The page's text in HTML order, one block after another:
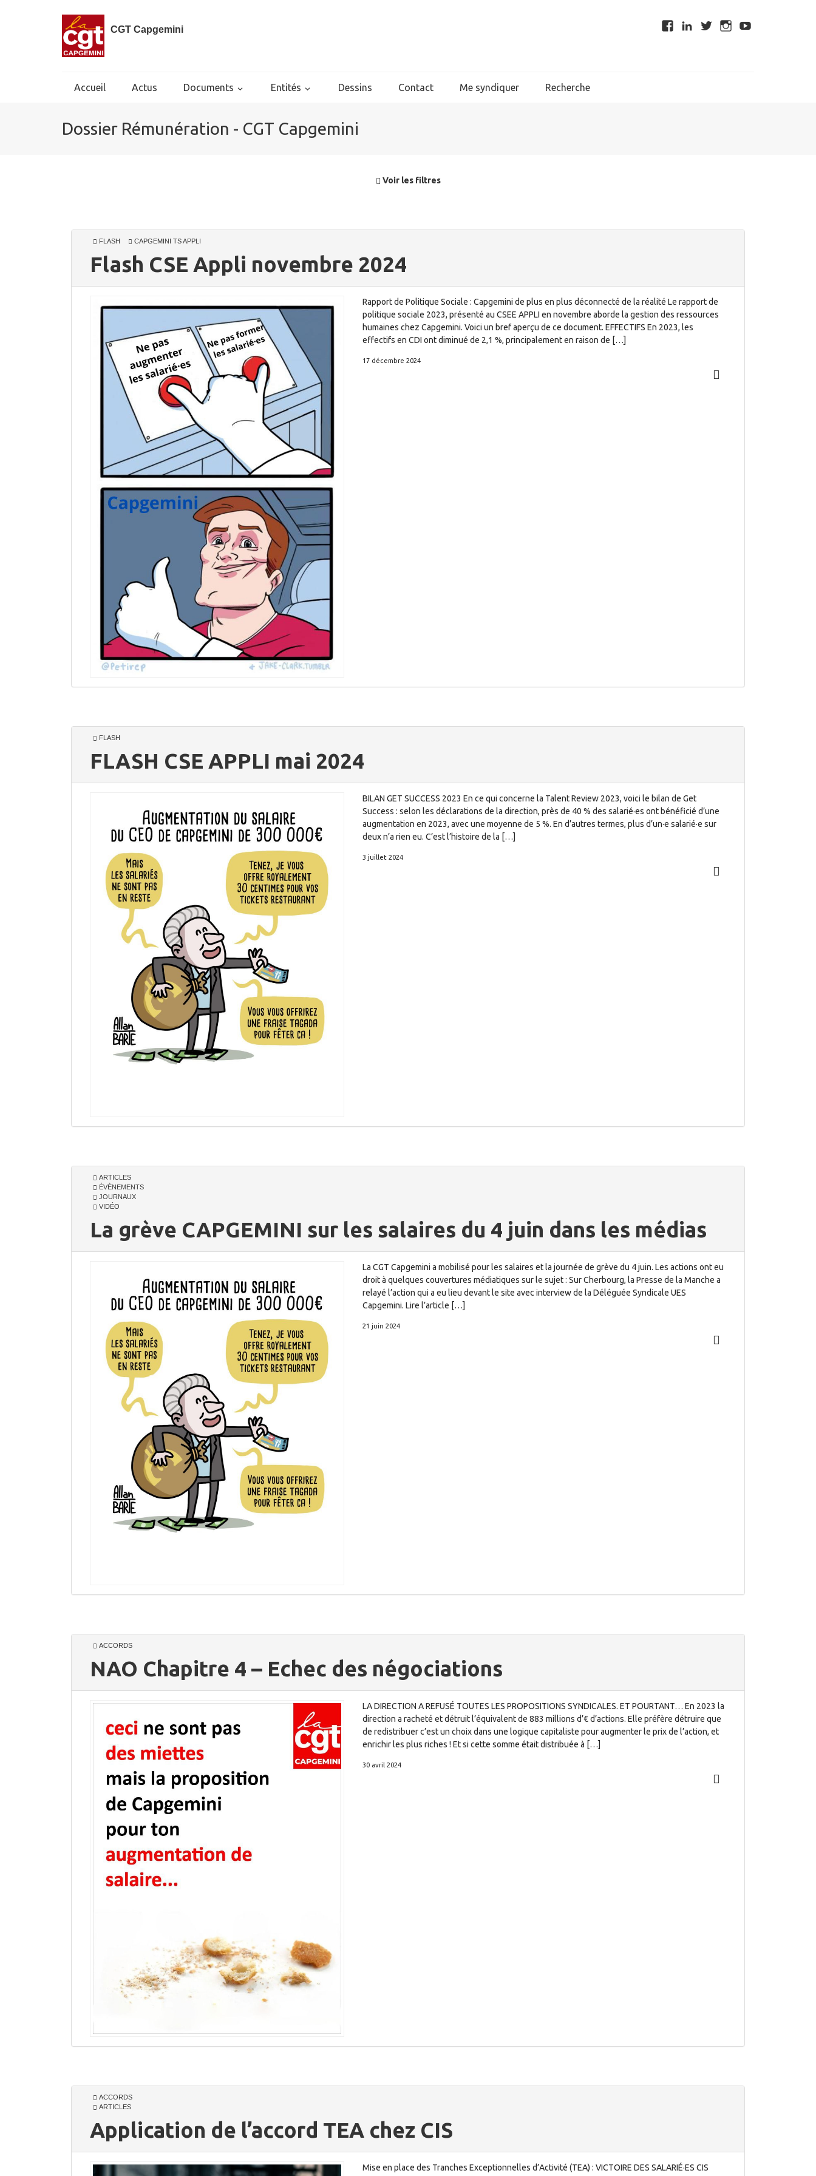
CGT Capgemini
Accueil Actus Documents Entités Dessins Contact Me syndiquer Recherche
Dossier Rémunération - CGT Capgemini
Voir les filtres
FLASH CAPGEMINI TS APPLI
Flash CSE Appli novembre 2024
Rapport de Politique Sociale : Capgemini de plus en plus déconnecté de la réalité Le rapport de
politique sociale 2023, présenté au CSEE APPLI en novembre aborde la gestion des ressources
humaines chez Capgemini. Voici un bref aperçu de ce document. EFFECTIFS En 2023, les
effectifs en CDI ont diminué de 2,1 %, principalement en raison de […]
17 décembre 2024
FLASH
FLASH CSE APPLI mai 2024
BILAN GET SUCCESS 2023 En ce qui concerne la Talent Review 2023, voici le bilan de Get
Success : selon les déclarations de la direction, près de 40 % des salarié·es ont bénéficié d’une
augmentation en 2023, avec une moyenne de 5 %. En d’autres termes, plus d’un·e salarié·e sur
deux n’a rien eu. C’est l’histoire de la […]
3 juillet 2024
ARTICLES
ÉVÈNEMENTS
JOURNAUX
VIDÉO
La grève CAPGEMINI sur les salaires du 4 juin dans les médias
La CGT Capgemini a mobilisé pour les salaires et la journée de grève du 4 juin. Les actions ont eu
droit à quelques couvertures médiatiques sur le sujet : Sur Cherbourg, la Presse de la Manche a
relayé l’action qui a eu lieu devant le site avec interview de la Déléguée Syndicale UES
Capgemini. Lire l’article […]
21 juin 2024
ACCORDS
NAO Chapitre 4 – Echec des négociations
LA DIRECTION A REFUSÉ TOUTES LES PROPOSITIONS SYNDICALES. ET POURTANT… En 2023 la
direction a racheté et détruit l’équivalent de 883 millions d’€ d’actions. Elle préfère détruire que
de redistribuer c’est un choix dans une logique capitaliste pour augmenter le prix de l’action, et
enrichir les plus riches ! Et si cette somme était distribuée à […]
30 avril 2024
ACCORDS
ARTICLES
Application de l’accord TEA chez CIS
Mise en place des Tranches Exceptionnelles d’Activité (TEA) : VICTOIRE DES SALARIÉ·ES CIS